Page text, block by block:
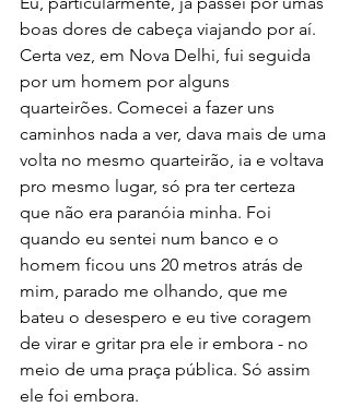
boas dores de cabeça viajando por aí.
Certa vez, em Nova Delhi, fui seguida
por um homem por alguns
quarteirões. Comecei a fazer uns
caminhos nada a ver, dava mais de uma
volta no mesmo quarteirão, ia e voltava
pro mesmo lugar, só pra ter certeza
que não era paranóia minha. Foi
quando eu sentei num banco e o
homem ficou uns 20 metros atrás de
mim, parado me olhando, que me
bateu o desespero e eu tive coragem
de virar e gritar pra ele ir embora - no
meio de uma praça pública. Só assim
ele foi embora.